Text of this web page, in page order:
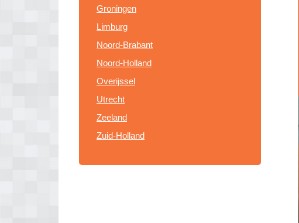
Groningen
Limburg
Noord-Brabant
Noord-Holland
Overijssel
Utrecht
Zeeland
Zuid-Holland